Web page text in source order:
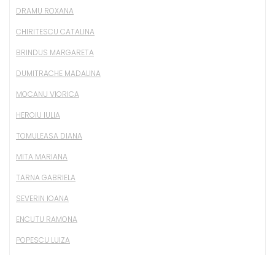
DRAMU ROXANA
CHIRITESCU CATALINA
BRINDUS MARGARETA
DUMITRACHE MADALINA
MOCANU VIORICA
HEROIU IULIA
TOMULEASA DIANA
MITA MARIANA
TARNA GABRIELA
SEVERIN IOANA
ENCUTU RAMONA
POPESCU LUIZA